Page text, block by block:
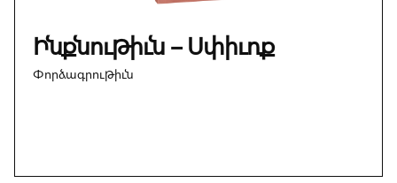
Ինքնութիւն – Սփիւռք
Փորձագրութիւն